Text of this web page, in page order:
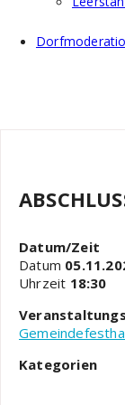
Datum/Zeit
Datum
Uhrzeit 18:30
Kategorien